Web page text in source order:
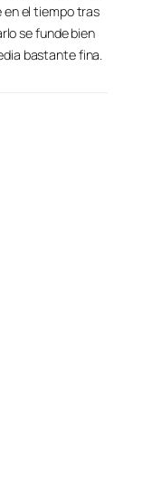
en el tiempo tras
se funde bien
bastante fina.